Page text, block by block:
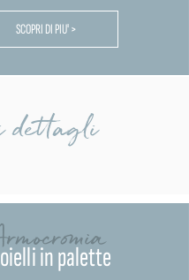
SCOPRI DI PIU' >
dettagli
in palette